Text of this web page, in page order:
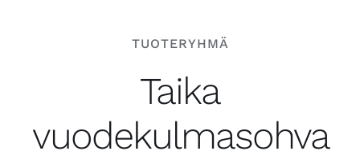
TUOTERYHMÄ
Taika
vuodekulmasohva